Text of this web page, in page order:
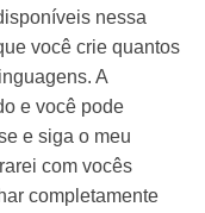
nessa
você crie quantos
A
e você pode
e siga o meu
com vocês
completamente